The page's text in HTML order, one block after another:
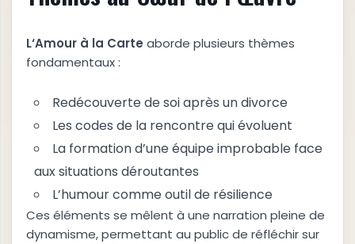
L‘Amour à la Carte aborde plusieurs thèmes
fondamentaux :
Redécouverte de soi après un divorce
Les codes de la rencontre qui évoluent
La formation d’une équipe improbable face
aux situations déroutantes
L’humour comme outil de résilience
Ces éléments se mêlent à une narration pleine de
dynamisme, permettant au public de réfléchir sur